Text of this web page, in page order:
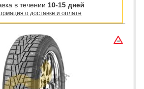
в течении 10-15 дней
о доставке и оплате